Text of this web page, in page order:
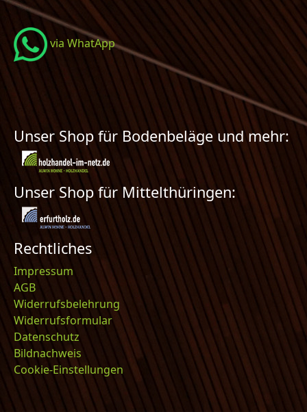
via WhatApp
Unser Shop für Bodenbeläge und mehr:
Unser Shop für Mittelthüringen:
Rechtliches
Impressum
AGB
Widerrufsbelehrung
Widerrufsformular
Datenschutz
Bildnachweis
Cookie-Einstellungen